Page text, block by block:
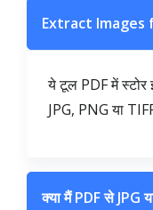
Extract Images
ये टूल PDF में
JPG, PNG या
क्या मैं PDF से JPG